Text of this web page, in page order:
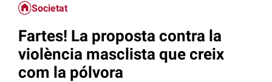
Societat
Fartes! La proposta contra la
violència masclista que creix
com la pólvora